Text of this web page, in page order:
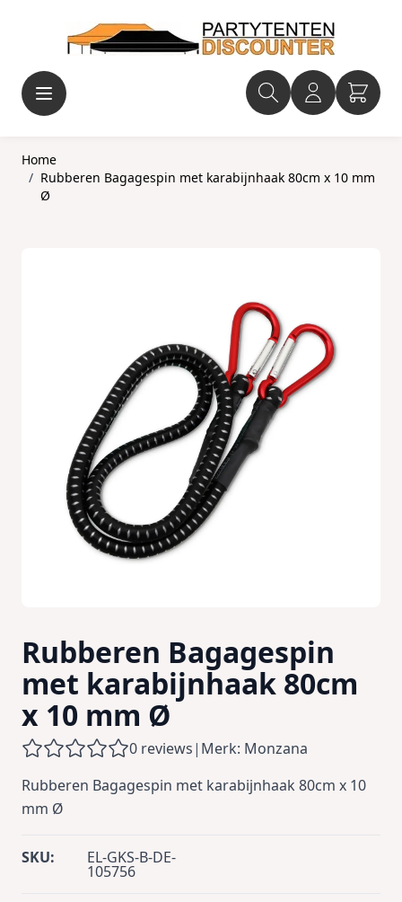
Home
/ Rubberen Bagagespin met karabijnhaak 80cm x 10 mm
Ø
Rubberen Bagagespin
met karabijnhaak 80cm
x 10 mm Ø
0 reviews| Merk: Monzana
Rubberen Bagagespin met karabijnhaak 80cm x 10
mm Ø
SKU: EL-GKS-B-DE-
105756